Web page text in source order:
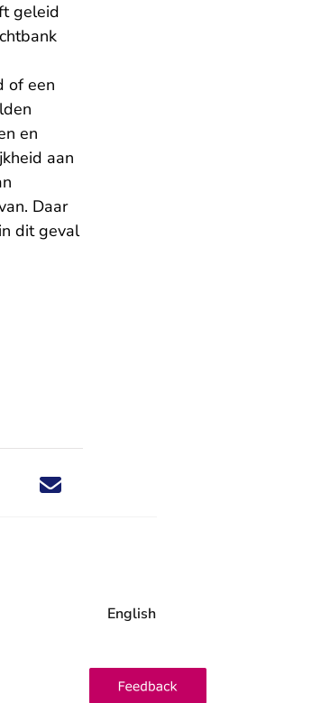
geleid
of een
en
aan
Daar
dit geval
Deel dit nieuwsbericht via X - U verlaat
Deel dit nieuwsbericht via Facebook - U
Deel dit nieuwsbericht via e-mail
Deel dit nieuwsbericht via LinkedIn - U
English